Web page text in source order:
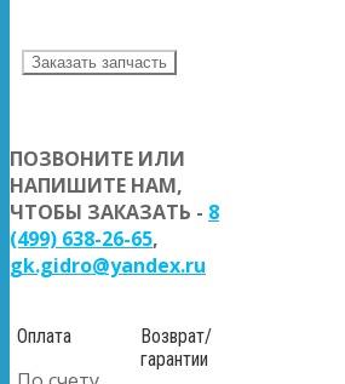
Заказать запчасть
ПОЗВОНИТЕ ИЛИ
НАПИШИТЕ НАМ,
ЧТОБЫ ЗАКАЗАТЬ - 8
(499) 638-26-65,
gk.gidro@yandex.ru
Оплата
Возврат/
гарантии